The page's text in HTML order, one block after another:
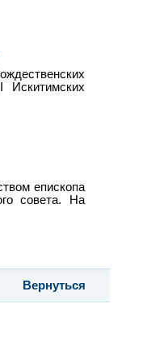
епископа
совета. На
Вернуться